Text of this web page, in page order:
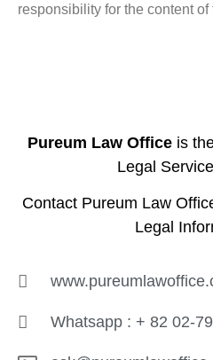
responsibility for the content of
Pureum Law Office is
Legal
Contact Pureum Law
Legal
Whatsapp : + 82 02-